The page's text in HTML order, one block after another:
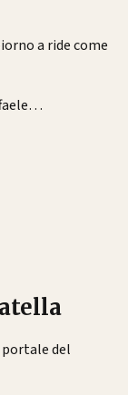
a ride come
del